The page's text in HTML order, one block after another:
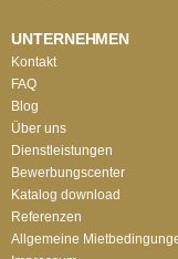
UNTERNEHMEN
Kontakt
FAQ
Blog
Über uns
Dienstleistungen
Bewerbungscenter
Katalog download
Referenzen
Allgemeine